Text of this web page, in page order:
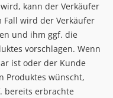
kann der Verkäufer
Fall wird der Verkäufer
und ihm ggf. die
vorschlagen. Wenn
ist oder der Kunde
Produktes wünscht,
bereits erbrachte